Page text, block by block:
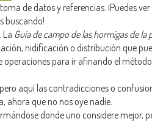
de datos y referencias. ¡Puedes
buscando!
La Guía de campo de las hormigas de la
nidificación o distribución que
para ir afinando el
aquí las contradicciones o
ahora que no nos oye nadie.
donde uno considere mejor,